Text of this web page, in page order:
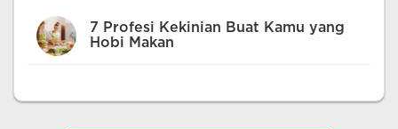
7 Profesi Kekinian Buat Kamu yang
Hobi Makan